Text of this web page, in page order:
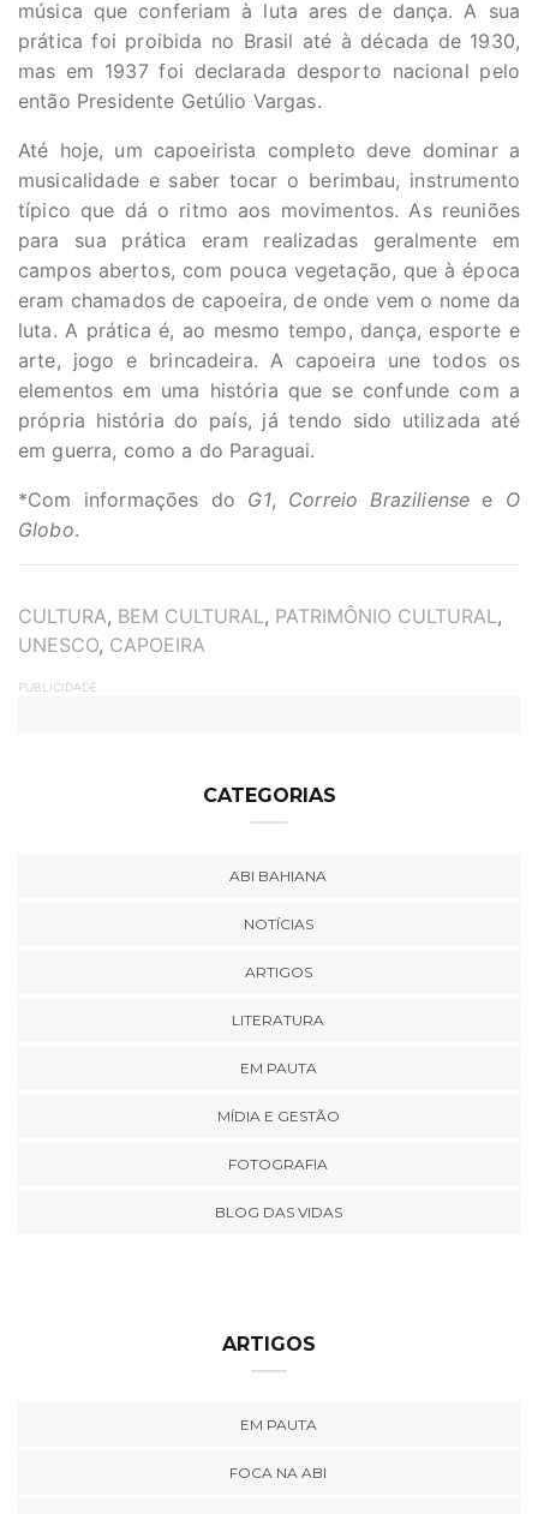
música que conferiam à luta ares de dança. A sua
prática foi proibida no Brasil até à década de 1930,
mas em 1937 foi declarada desporto nacional pelo
então Presidente Getúlio Vargas.
Até hoje, um capoeirista completo deve dominar a
musicalidade e saber tocar o berimbau, instrumento
típico que dá o ritmo aos movimentos. As reuniões
para sua prática eram realizadas geralmente em
campos abertos, com pouca vegetação, que à época
eram chamados de capoeira, de onde vem o nome da
luta. A prática é, ao mesmo tempo, dança, esporte e
arte, jogo e brincadeira. A capoeira une todos os
elementos em uma história que se confunde com a
própria história do país, já tendo sido utilizada até
em guerra, como a do Paraguai.
*Com informações do G1, Correio Braziliense e O
Globo.
TAGS
CULTURA, BEM CULTURAL, PATRIMÔNIO CULTURAL,
UNESCO, CAPOEIRA
PUBLICIDADE
CATEGORIAS
ABI BAHIANA
NOTÍCIAS
ARTIGOS
LITERATURA
EM PAUTA
MÍDIA E GESTÃO
FOTOGRAFIA
BLOG DAS VIDAS
ARTIGOS
EM PAUTA
FOCA NA ABI